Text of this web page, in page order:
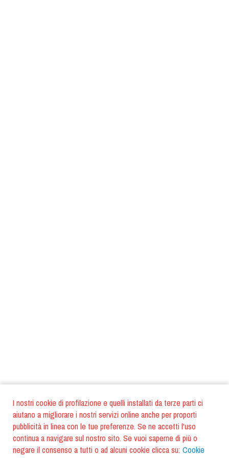
I nostri cookie di profilazione e quelli installati da terze parti ci
aiutano a migliorare i nostri servizi online anche per proporti
pubblicità in linea con le tue preferenze. Se ne accetti l'uso
continua a navigare sul nostro sito. Se vuoi saperne di più o
negare il consenso a tutti o ad alcuni cookie clicca su: Cookie